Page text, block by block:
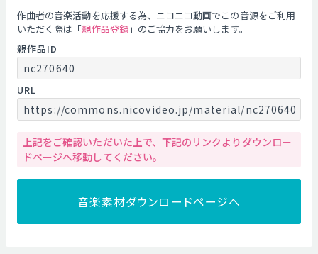
作曲者の音楽活動を応援する為、ニコニコ動画でこの音源をご利用
いただく際は「親作品登録」のご協力をお願いします。
親作品ID
nc270640
URL
https://commons.nicovideo.jp/material/nc270640
上記をご確認いただいた上で、下記のリンクよりダウンロー
ドページへ移動してください。
音楽素材ダウンロードページへ